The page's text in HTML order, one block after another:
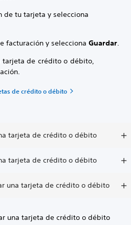
de tu tarjeta y selecciona
facturación y selecciona Guardar.
tarjeta de crédito o débito,
de crédito o débito
tarjeta de crédito o débito
tarjeta de crédito o débito
una tarjeta de crédito o débito
una tarjeta de crédito o débito